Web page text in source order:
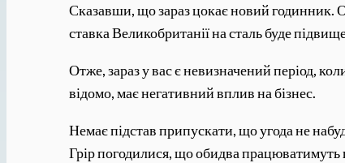
Сказавши, що зараз цокає новий годинник.
ставка Великобританії на сталь буде
Отже, зараз у вас є невизначений період,
відомо, має негативний вплив на бізнес.
Немає підстав припускати, що угода не
Грір погодилися, що обидва